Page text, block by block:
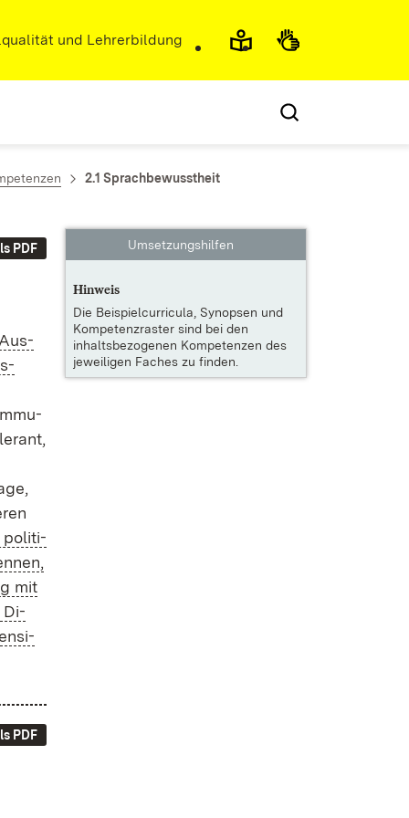
und Lehrerbildung
2.1 Sprachbewusstheit
PDF
po­li­ti­
mit
Di­
PDF
Umsetzungshilfen
Hinweis
Die Beispielcurricula, Synopsen und
Kompetenzraster sind bei den
inhaltsbezogenen Kompetenzen des
jeweiligen Faches zu finden.